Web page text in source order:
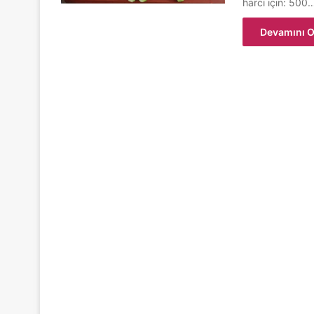
harcı için: 500…
Devamını